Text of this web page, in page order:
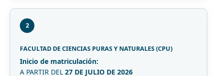
2
FACULTAD DE CIENCIAS PURAS Y NATURALES (CPU)
Inicio de matriculación:
A PARTIR DEL 27 DE JULIO DE 2026